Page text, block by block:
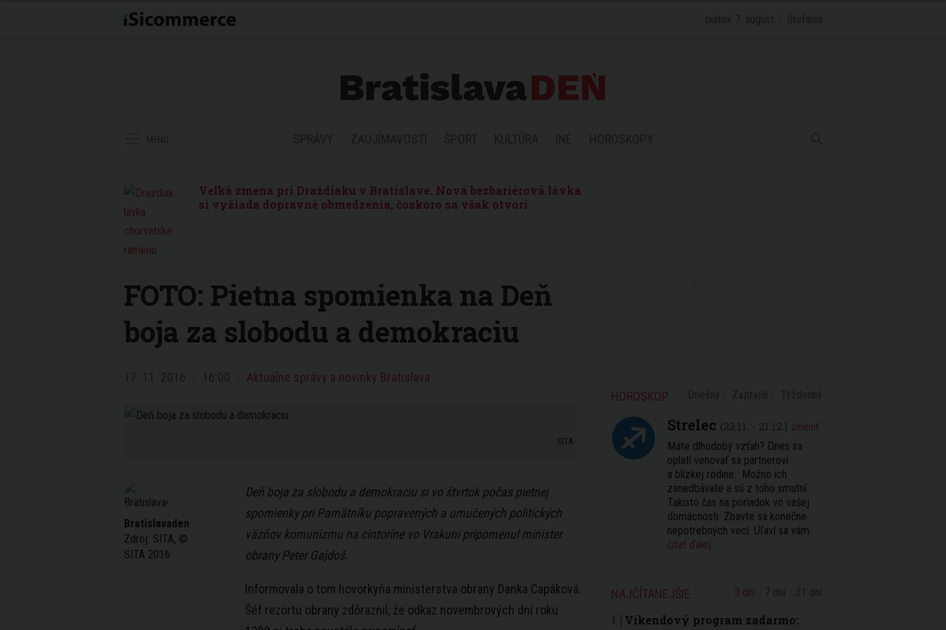
Veľká zmena pri Draždiaku v Bratislave. Nová bezbariérová lávka
si vyžiada dopravné obmedzenia, čoskoro sa však otvorí
FOTO: Pietna spomienka na Deň
boja za slobodu a demokraciu
Aktuálne správy a novinky Bratislava
SITA
Bratislavaden
Zdroj: SITA, ©
SITA 2016
Deň boja za slobodu a demokraciu si vo štvrtok počas pietnej
spomienky pri Pamätníku popravených a umučených politických
väzňov komunizmu na cintoríne vo Vrakuni pripomenul minister
obrany Peter Gajdoš.
Informovala o tom hovorkyňa ministerstva obrany Danka Capáková.
Šéf rezortu obrany zdôraznil, že odkaz novembrových dní roku
HOROSKOP
Strelec (23.11. - 21.12.) zmeniť
Máte dlhodobý vzťah? Dnes sa
oplatí venovať sa partnerovi
a blízkej rodine. Možno ich
zanedbávate a sú z toho smutní.
Takisto čas na poriadok vo vašej
domácnosti. Zbavte sa konečne
nepotrebných vecí. Uľaví sa vám.
čítať ďalej...
NAJČÍTANEJŠIE 3 dni
Víkendový program zadarmo: